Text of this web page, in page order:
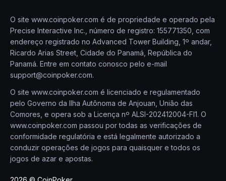
O site www.coinpoker.com é de propriedade e operado pela
Precise Interactive Inc., número de registro: 155771350, com
endereço registrado no Advanced Tower Building, 1º andar,
Ricardo Arias Street, Cidade do Panamá, República do
Panamá. Entre em contato conosco pelo e-mail
support@coinpoker.com.
O site www.coinpoker.com é licenciado e regulamentado
pelo Governo da Ilha Autônoma de Anjouan, União das
Comores, e opera sob a Licença nº ALSI-202412004-FI1. O
www.coinpoker.com passou por todas as verificações de
conformidade regulatória e está legalmente autorizado a
conduzir operações de jogos para quaisquer e todos os
jogos de azar e apostas.